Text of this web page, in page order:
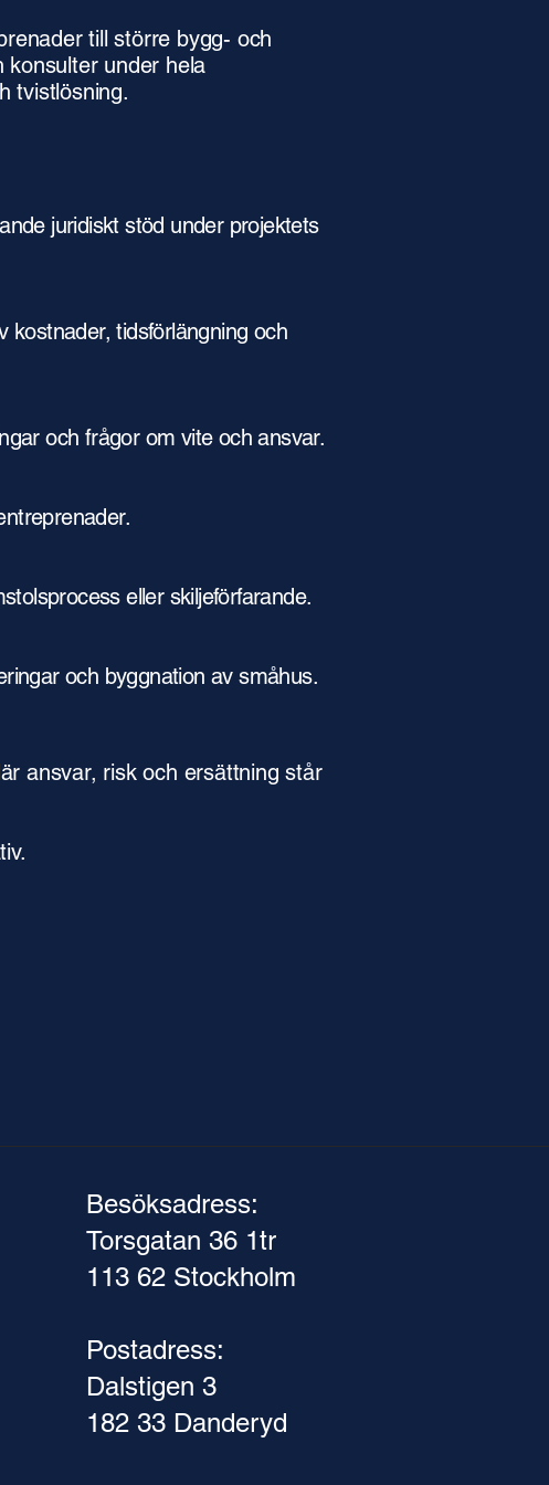
till större bygg- och
konsulter under hela
tvistlösning.
juridiskt stöd under projektets
kostnader, tidsförlängning och
och frågor om vite och ansvar.
eller skiljeförfarande.
och byggnation av småhus.
ansvar, risk och ersättning står
Besöksadress:
Torsgatan 36 1tr
113 62 Stockholm
Postadress:
Dalstigen 3
182 33 Danderyd